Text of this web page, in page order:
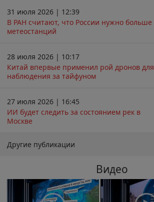
31 июля 2026 | 12:39
В РАН считают, что России нужно больше
метеостанций
28 июля 2026 | 10:17
Китай впервые применил рой дронов для
наблюдения за тайфуном
27 июля 2026 | 16:45
ИИ будет следить за состоянием рек в
Москве
Другие публикации
Видео